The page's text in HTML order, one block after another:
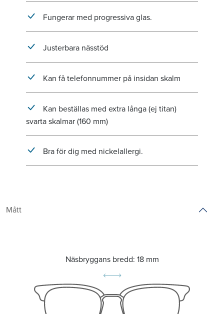
Fungerar med progressiva glas.
Justerbara nässtöd
Kan få telefonnummer på insidan skalm
Kan beställas med extra långa (ej titan)
svarta skalmar (160 mm)
Bra för dig med nickelallergi.
Mått
Näsbryggans bredd: 18 mm